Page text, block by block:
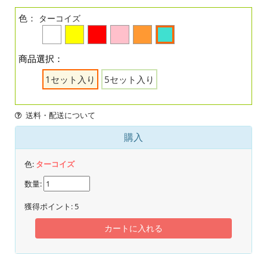
色： ターコイズ
商品選択：
1セット入り
5セット入り
送料・配送について
購入
色: ターコイズ
数量:
獲得ポイント: 5
カートに入れる